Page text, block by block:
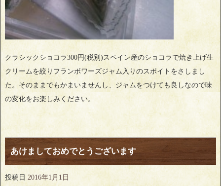
クラシックショコラ300円(税別)スペイン産のショコラで焼き上げ生
クリームを絞りフランボワーズジャム入りのスポイトをさしまし
た。そのままでもかまいませんし、ジャムをつけても良しなので味
の変化をお楽しみください。
あけましておめでとうございます
投稿日 2016年1月1日